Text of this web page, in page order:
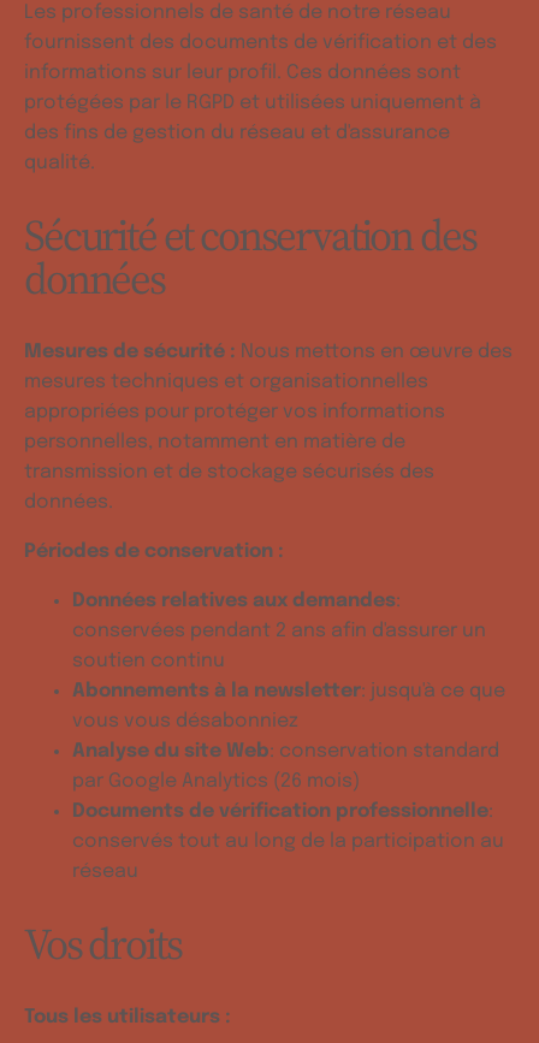
Les professionnels de santé de notre réseau
fournissent des documents de vérification et des
informations sur leur profil. Ces données sont
protégées par le RGPD et utilisées uniquement à
des fins de gestion du réseau et d'assurance
qualité.
Sécurité et conservation des
données
Mesures de sécurité : Nous mettons en œuvre des
mesures techniques et organisationnelles
appropriées pour protéger vos informations
personnelles, notamment en matière de
transmission et de stockage sécurisés des
données.
Périodes de conservation :
Données relatives aux demandes:
conservées pendant 2 ans afin d'assurer un
soutien continu
Abonnements à la newsletter: jusqu'à ce que
vous vous désabonniez
Analyse du site Web: conservation standard
par Google Analytics (26 mois)
Documents de vérification professionnelle:
conservés tout au long de la participation au
réseau
Vos droits
Tous les utilisateurs :